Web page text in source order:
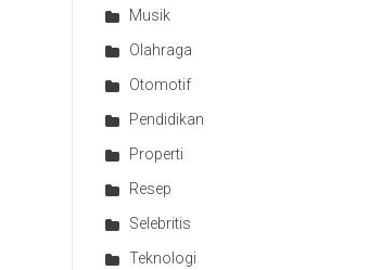
Musik
Olahraga
Otomotif
Pendidikan
Properti
Resep
Selebritis
Teknologi